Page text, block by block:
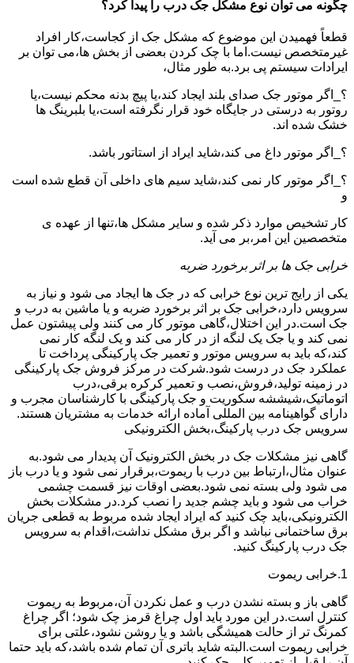
چگونه می توان نوع مشکل جک درب را پیدا کرد؟
قطعاً فهمیدن این موضوع که مشکل جک از کجاست،کار افراد
غیرمتخصص نیست.اما با چک کردن بعضی از بخش ها،می توان بر
ایرادات سیستم پی برد.به طور مثال،
؟_اگر موتور جک صدای بلند ایجاد کند،یا پیچ بدنه محکم نیست،یا
روتور به درستی در جایگاه خود قرار نگرفته است،یا بلبرینگ ها
خشک شده اند.
؟_اگر موتور داغ می کند،شاید ایراد از استاتور باشد.
؟_اگر موتور کار نمی کند،شاید سیم های داخلی آن قطع شده است
و
کار تشخیص موارد ذکر شده و سایر مشکل ها،تنها از عهده ی
متخصصین این امر،بر می آید.
خرابی جک ها بر اثر برخورد ضربه
یکی از رایج ترین نوع خرابی که در جک ها ایجاد می شود و نیاز به
سرویس دارد،خرابی جک بر اثر برخورد ضربه و یا ماشین به درب و
جک است.در این اختلال،گاهی موتور کار می کنند ولی پیشتون عمل
نمی کند و یا جک یک لنگه از در کار می کند و یک لنگه کار نمی
کند،که باید به سرویس موتور و تعمیر جک پارکینگی پرداخت تا
عملکرد جک در درست شود.شرکت در مرکز فروش جک پارکینگی
در زمینه تولید،فروش،نصب و تعمیر کرکره برقی،درب
اتوماتیک،شیششه سکوریت و جک پارکینگی با کارشناسان مجرب و
دارای گواهینامه بین المللی آماده ارائه خدمات به مشتریان هستند.
سرویس جک درب پارکینگ،بخش الکترونیکی
گاهی نیز مشکلات جک در بخش الکترونیک آن پدیدار می شود.به
عنوان مثال،ارتباط بین درب با ریموت،برقرار نمی شود و یا درب باز
می شود ولی بسته نمی شود.بعضی اوقات نیز قسمت چشمی
خراب می شود و باید چشم جدید را نصب کرد.در مشکلات بخش
الکترونیکی،باید چک کنید که ایراد ایجاد شده مربوط به قطعی جریان
برق ساختمانی نباشد و اگر برق مشکل نداشت،اقدام به سرویس
جک درب پارکینگ کنید.
1.خرابی ریموت
گاهی باز و بسته نشدن درب و عمل نکردن آن،مربوط به ریموت
کنترل است.در این مورد باید اول چراغ قرمز چک شود؛ اگر چراغ
کمرنگ تر از حالت همیشگی باشد و یا روشن نشود،علتی برای
خرابی ریموت است.البته شاید باتری آن تمام شده باشد،که باید حتما